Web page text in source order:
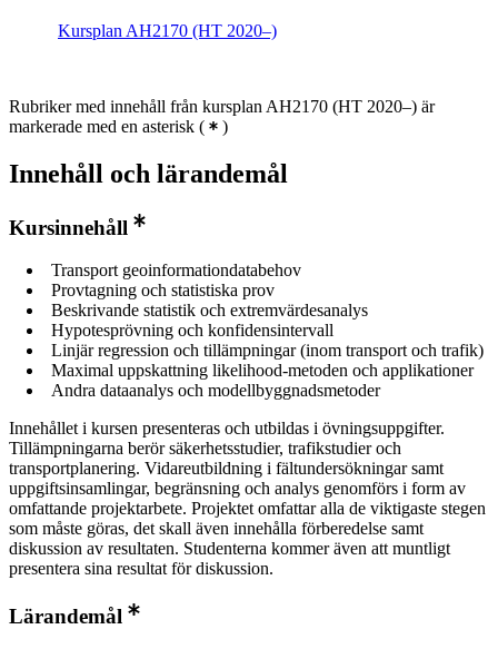
Kursplan AH2170 (HT 2020–)
Rubriker med innehåll från kursplan AH2170 (HT 2020–) är
markerade med en asterisk ( )
Innehåll och lärandemål
Kursinnehåll
Transport geoinformationdatabehov
Provtagning och statistiska prov
Beskrivande statistik och extremvärdesanalys
Hypotesprövning och konfidensintervall
Linjär regression och tillämpningar (inom transport och trafik)
Maximal uppskattning likelihood-metoden och applikationer
Andra dataanalys och modellbyggnadsmetoder
Innehållet i kursen presenteras och utbildas i övningsuppgifter.
Tillämpningarna berör säkerhetsstudier, trafikstudier och
transportplanering. Vidareutbildning i fältundersökningar samt
uppgiftsinsamlingar, begränsning och analys genomförs i form av
omfattande projektarbete. Projektet omfattar alla de viktigaste stegen
som måste göras, det skall även innehålla förberedelse samt
diskussion av resultaten. Studenterna kommer även att muntligt
presentera sina resultat för diskussion.
Lärandemål